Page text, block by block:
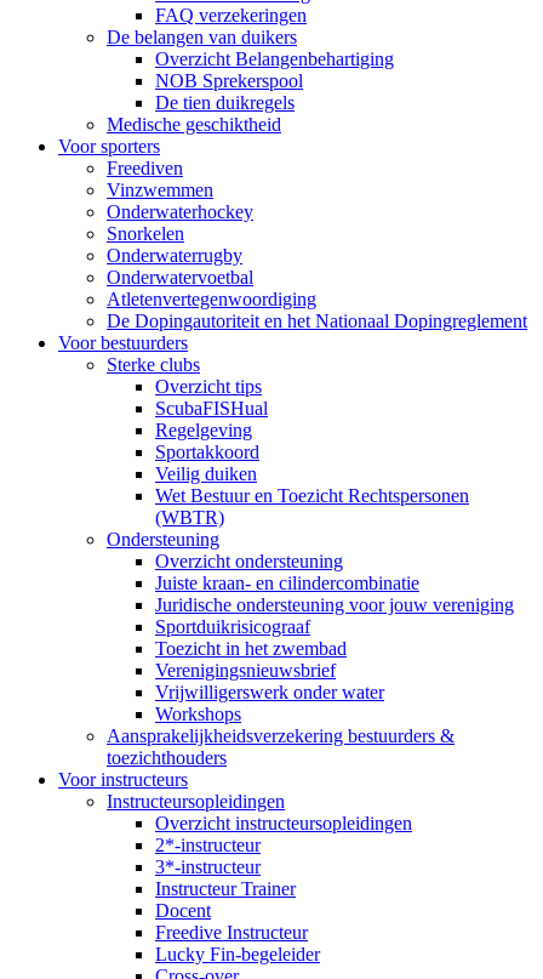
FAQ verzekeringen
De belangen van duikers
Overzicht Belangenbehartiging
NOB Sprekerspool
De tien duikregels
Medische geschiktheid
Voor sporters
Freediven
Vinzwemmen
Onderwaterhockey
Snorkelen
Onderwaterrugby
Onderwatervoetbal
Atletenvertegenwoordiging
De Dopingautoriteit en het Nationaal Dopingreglement
Voor bestuurders
Sterke clubs
Overzicht tips
ScubaFISHual
Regelgeving
Sportakkoord
Veilig duiken
Wet Bestuur en Toezicht Rechtspersonen
(WBTR)
Ondersteuning
Overzicht ondersteuning
Juiste kraan- en cilindercombinatie
Juridische ondersteuning voor jouw vereniging
Sportduikrisicograaf
Toezicht in het zwembad
Verenigingsnieuwsbrief
Vrijwilligerswerk onder water
Workshops
Aansprakelijkheidsverzekering bestuurders &
toezichthouders
Voor instructeurs
Instructeursopleidingen
Overzicht instructeursopleidingen
2*-instructeur
3*-instructeur
Instructeur Trainer
Docent
Freedive Instructeur
Lucky Fin-begeleider